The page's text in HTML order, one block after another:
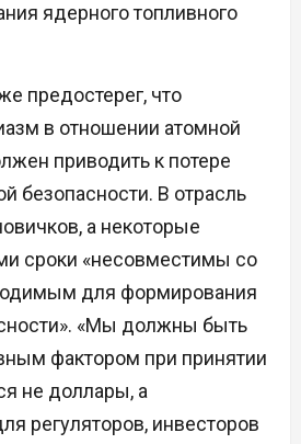
ядерного топливного
предостерег, что
в отношении атомной
приводить к потере
безопасности. В отрасль
а некоторые
сроки «несовместимы со
для формирования
«Мы должны быть
фактором при принятии
не доллары, а
регуляторов, инвесторов